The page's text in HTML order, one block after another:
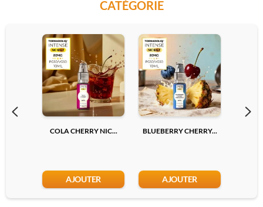
15mg
Ajouter
6mg
10mg
CATÉGORIE
COLA CHERRY NIC...
AJOUTER
BLUEBERRY CHERRY...
AJOUTER